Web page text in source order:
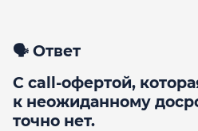
🗣 Ответ
С call-офертой,
к неожиданному
точно нет.